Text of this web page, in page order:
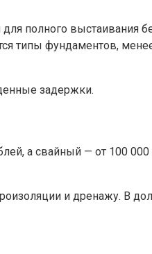
полного выстаивания
типы фундаментов,
задержки.
а свайный — от 100 000
и дренажу. В